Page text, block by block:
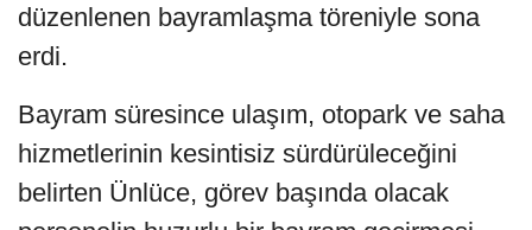
düzenlenen bayramlaşma töreniyle sona
erdi.
Bayram süresince ulaşım, otopark ve saha
hizmetlerinin kesintisiz sürdürüleceğini
belirten Ünlüce, görev başında olacak